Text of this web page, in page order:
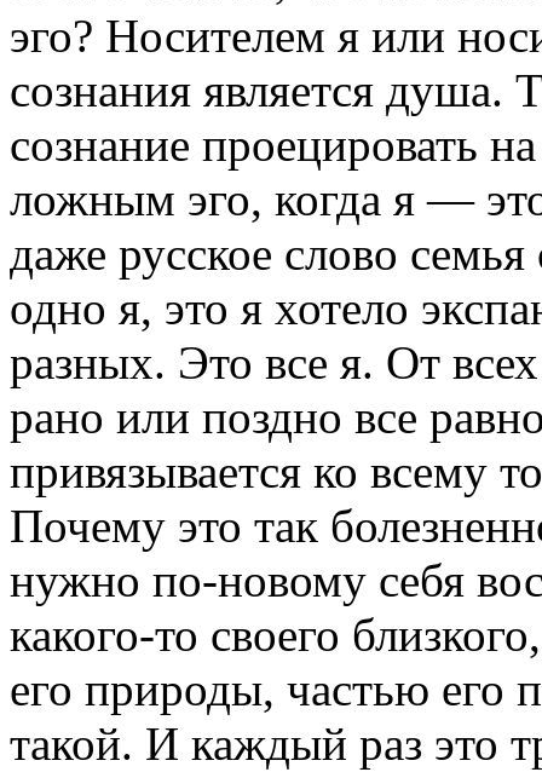
эго? Носителем я или
сознания является душа.
сознание проецировать
ложным эго, когда я —
даже русское слово
одно я, это я хотело
разных. Это все я. От
рано или поздно все
привязывается ко всему
Почему это так
нужно по-новому себя
какого-то своего
его природы, частью его
такой. И каждый раз это